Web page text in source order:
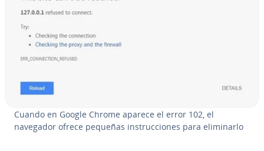
Cuando en Google Chrome aparece el error 102, el
navegador ofrece pequeñas in­s­tru­c­cio­nes para eli­mi­nar­lo